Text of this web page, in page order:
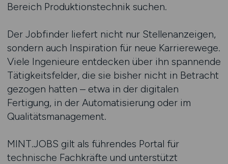
Bereich Produktionstechnik suchen.
Der Jobfinder liefert nicht nur Stellenanzeigen,
sondern auch Inspiration für neue Karrierewege.
Viele Ingenieure entdecken über ihn spannende
Tätigkeitsfelder, die sie bisher nicht in Betracht
gezogen hatten – etwa in der digitalen
Fertigung, in der Automatisierung oder im
Qualitätsmanagement.
MINT.JOBS gilt als führendes Portal für
technische Fachkräfte und unterstützt